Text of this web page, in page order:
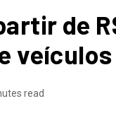
de
read